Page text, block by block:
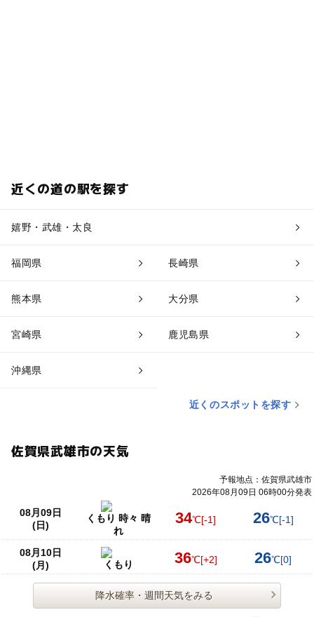
近くの道の駅を探す
嬉野・武雄・太良
福岡県 長崎県
熊本県 大分県
宮崎県 鹿児島県
沖縄県
近くのスポットを探す
佐賀県武雄市の天気
予報地点：佐賀県武雄市
2026年08月09日 06時00分発表
08月09日
(日)
くもり 時々 晴
れ
34℃[-1] 26℃[-1]
08月10日
(月)
くもり 36℃[+2] 26℃[0]
降水確率・週間天気をみる